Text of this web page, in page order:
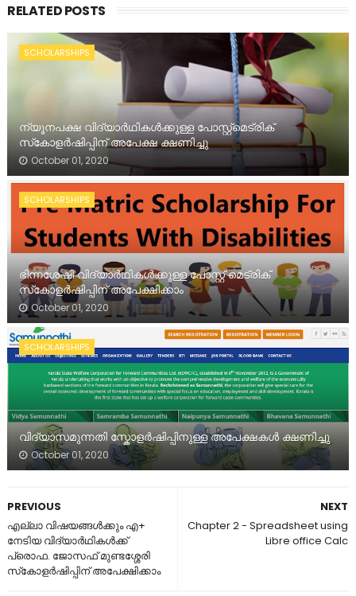
RELATED POSTS
SCHOLARSHIPS
ന്യൂനപക്ഷ വിദ്യാർഥികൾക്കുള്ള പോസ്റ്റ്‌മെട്രിക്
സ്‌കോളർഷിപ്പിന് അപേക്ഷ ക്ഷണിച്ചു
October 01, 2020
SCHOLARSHIPS
ഭിന്നശേഷി വിദ്യാർഥികൾക്കുള്ള പോസ്റ്റ് മെട്രിക്
സ്‌കോളർഷിപ്പിന് അപേക്ഷിക്കാം
October 01, 2020
SCHOLARSHIPS
വിദ്യാസമുന്നതി സ്കോളർഷിപ്പിനുള്ള അപേക്ഷകൾ ക്ഷണിച്ചു
October 01, 2020
NEXT
Chapter 2 - Spreadsheet using
Libre office Calc
PREVIOUS
എല്ലാ വിഷയങ്ങൾക്കും എ+
നേടിയ വിദ്യാർഥികൾക്ക്
പ്രൊഫ. ജോസഫ് മുണ്ടശ്ശേരി
സ്‌കോളർഷിപ്പിന് അപേക്ഷിക്കാം